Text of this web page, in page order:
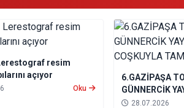
resim
açıyor
Oku
6.GAZİPAŞA
GÜNNERCİK
COŞKUYLA
28.07.2026